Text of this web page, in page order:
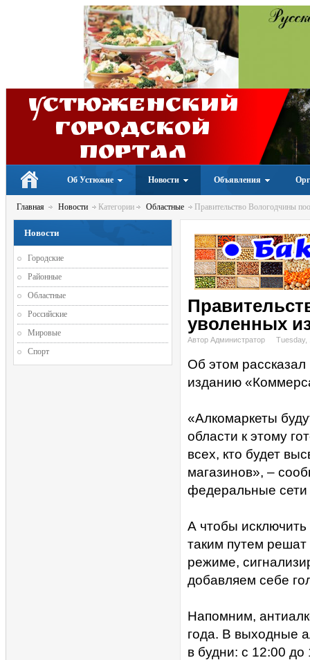
Устюженский
Городской
портал
Об Устюжне Новости Объявления
Главная Новости Категории Областные Правительство Вологодчины
уволенных
Автор Администратор Tuesday,
Об этом
изданию
«Алкомаркеты
области к этому
всех, кто будет
магазинов», –
федеральные сети
А чтобы
таким путем
режиме,
добавляем себе
Напомним,
года. В выходные
в будни: с 12:00 до
Новости
Городские
Районные
Областные
Российские
Мировые
Спорт